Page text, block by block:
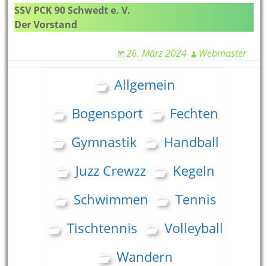
SSV PCK 90 Schwedt e. V.
Der Vorstand
26. März 2024 Webmaster
Allgemein
Bogensport
Fechten
Gymnastik
Handball
Juzz Crewzz
Kegeln
Schwimmen
Tennis
Tischtennis
Volleyball
Wandern